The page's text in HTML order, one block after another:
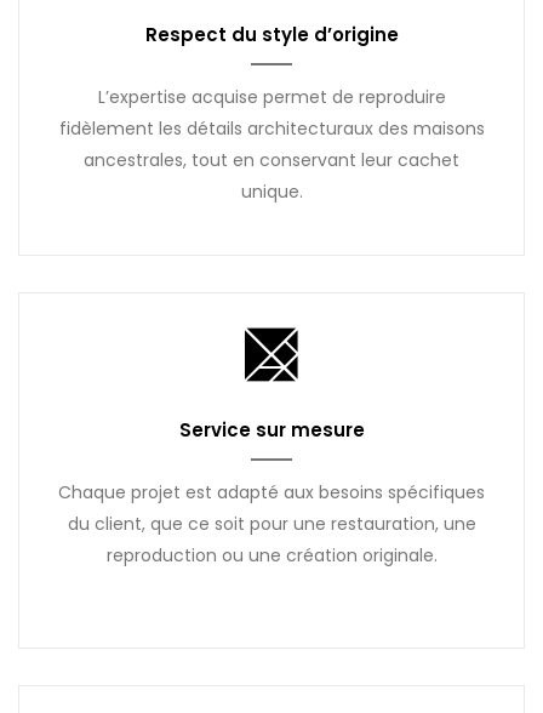
Respect du style d’origine
L’expertise acquise permet de reproduire
fidèlement les détails architecturaux des maisons
ancestrales, tout en conservant leur cachet
unique.
Service sur mesure
Chaque projet est adapté aux besoins spécifiques
du client, que ce soit pour une restauration, une
reproduction ou une création originale.